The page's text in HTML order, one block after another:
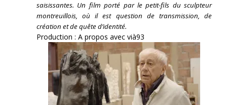
saisissantes. Un film porté par le petit-fils du sculpteur
montreuillois, où il est question de transmission, de
création et de quête d’identité.
Production : A propos avec vià93